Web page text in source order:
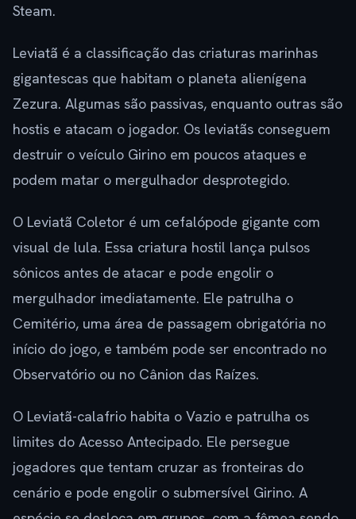
Steam.
Leviatã é a classificação das criaturas marinhas
gigantescas que habitam o planeta alienígena
Zezura. Algumas são passivas, enquanto outras são
hostis e atacam o jogador. Os leviatãs conseguem
destruir o veículo Girino em poucos ataques e
podem matar o mergulhador desprotegido.
O Leviatã Coletor é um cefalópode gigante com
visual de lula. Essa criatura hostil lança pulsos
sônicos antes de atacar e pode engolir o
mergulhador imediatamente. Ele patrulha o
Cemitério, uma área de passagem obrigatória no
início do jogo, e também pode ser encontrado no
Observatório ou no Cânion das Raízes.
O Leviatã-calafrio habita o Vazio e patrulha os
limites do Acesso Antecipado. Ele persegue
jogadores que tentam cruzar as fronteiras do
cenário e pode engolir o submersível Girino. A